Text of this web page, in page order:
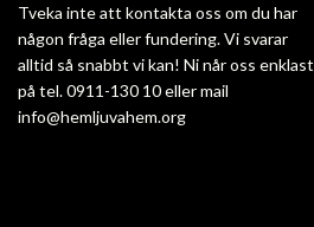
Tveka inte att kontakta oss om du har
någon fråga eller fundering. Vi svarar
alltid så snabbt vi kan! Ni når oss enklast
på tel. 0911-130 10 eller mail
info@hemljuvahem.org